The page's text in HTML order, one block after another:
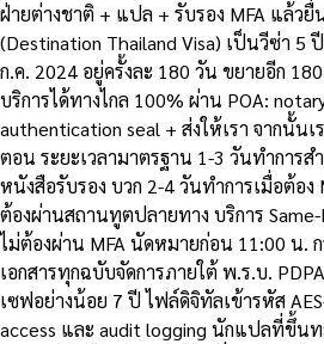
ฝ่ายต่างชาติ + แปล + รับรอง MFA แล้วยื่
(Destination Thailand Visa) เป็นวีซ่า 5
ก.ค. 2024 อยู่ครั้งละ 180 วัน ขยายอีก
บริการได้ทางไกล 100% ผ่าน POA:
authentication seal + ส่งให้เรา จากนั้น
ตอน ระยะเวลามาตรฐาน 1-3 วันทำการ
หนังสือรับรอง บวก 2-4 วันทำการเมื่อต้อง
ต้องผ่านสถานทูตปลายทาง บริการ Same-
ไม่ต้องผ่าน MFA นัดหมายก่อน 11:00 น.
เอกสารทุกฉบับจัดการภายใต้ พ.ร.บ.
เซฟอย่างน้อย 7 ปี ไฟล์ดิจิทัลเข้ารหัส
access และ audit logging นักแปลที่ขึ้นท